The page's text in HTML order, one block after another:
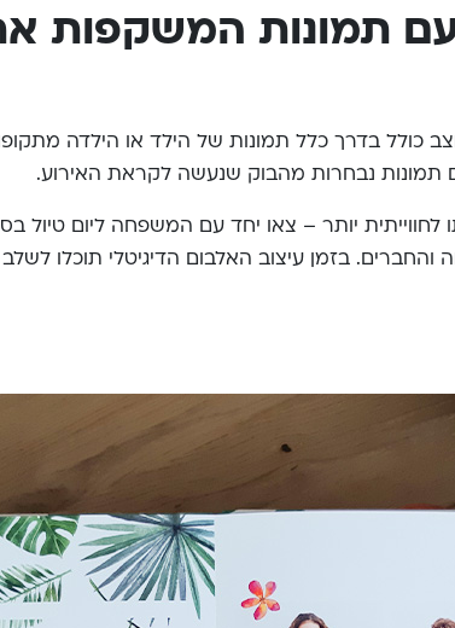
תמונות המשקפות
כולל בדרך כלל תמונות של הילד או הילדה
תמונות נבחרות מהבוק שנעשה לקראת האירוע.
יותר – צאו יחד עם המשפחה ליום טיול
בזמן עיצוב האלבום הדיגיטלי תוכלו